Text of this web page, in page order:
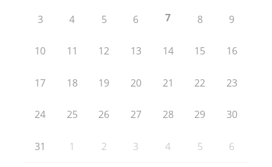
3 4 5 6 7 8 9
10 11 12 13 14 15 16
17 18 19 20 21 22 23
24 25 26 27 28 29 30
31 1 2 3 4 5 6